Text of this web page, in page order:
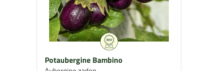
Potaubergine Bambino